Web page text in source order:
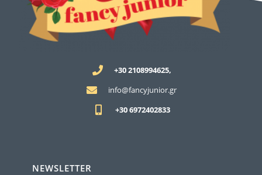
+30 2108994625,
info@fancyjunior.gr
+30 6972402833
NEWSLETTER